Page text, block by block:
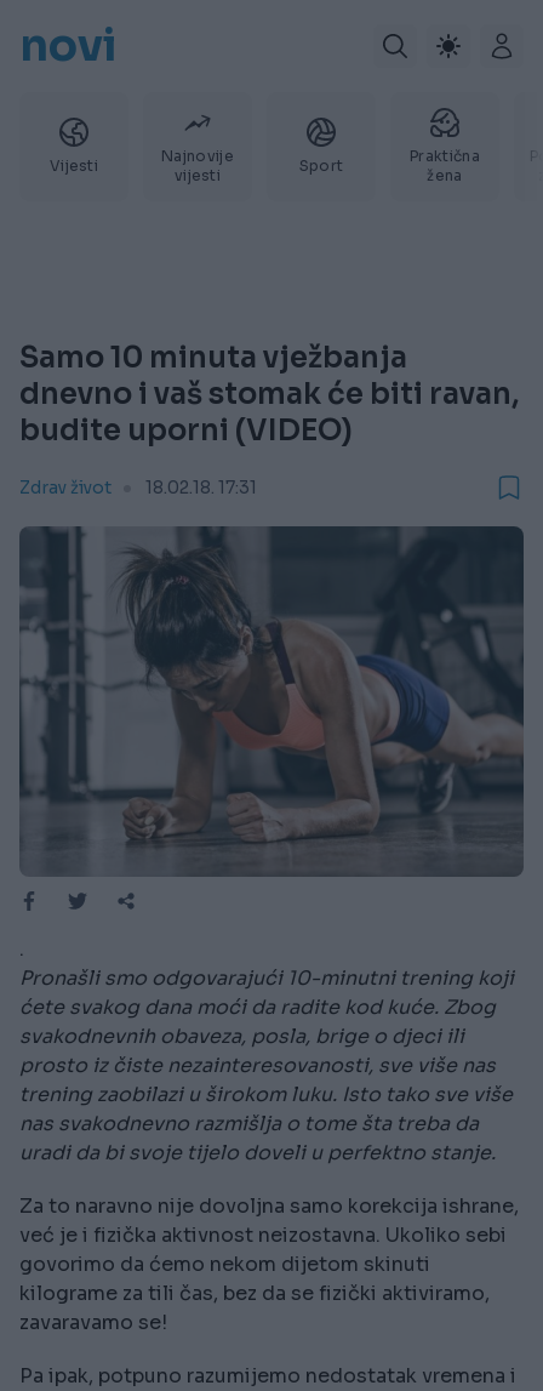
novi
Vijesti
Najnovije
vijesti
Sport
Praktična
žena
Samo 10 minuta vježbanja
dnevno i vaš stomak će biti ravan,
budite uporni (VIDEO)
Zdrav život 18.02.18. 17:31
.
Pronašli smo odgovarajući 10-minutni trening koji
ćete svakog dana moći da radite kod kuće. Zbog
svakodnevnih obaveza, posla, brige o djeci ili
prosto iz čiste nezainteresovanosti, sve više nas
trening zaobilazi u širokom luku. Isto tako sve više
nas svakodnevno razmišlja o tome šta treba da
uradi da bi svoje tijelo doveli u perfektno stanje.
Za to naravno nije dovoljna samo korekcija ishrane,
već je i fizička aktivnost neizostavna. Ukoliko sebi
govorimo da ćemo nekom dijetom skinuti
kilograme za tili čas, bez da se fizički aktiviramo,
zavaravamo se!
Pa ipak, potpuno razumijemo nedostatak vremena i